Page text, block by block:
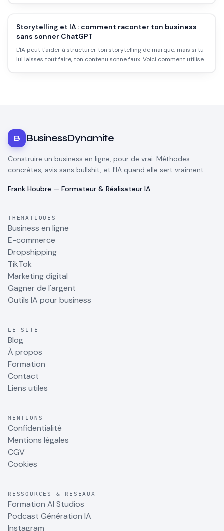
Storytelling et IA : comment raconter ton business
sans sonner ChatGPT
L'IA peut t'aider à structurer ton storytelling de marque, mais si tu
lui laisses tout faire, ton contenu sonne faux. Voici comment utiliser
B BusinessDynamite
Construire un business en ligne, pour de vrai. Méthodes
concrètes, avis sans bullshit, et l'IA quand elle sert vraiment.
Frank Houbre — Formateur & Réalisateur IA
THÉMATIQUES
Business en ligne
E-commerce
Dropshipping
TikTok
Marketing digital
Gagner de l'argent
Outils IA pour business
LE SITE
Blog
À propos
Formation
Contact
Liens utiles
MENTIONS
Confidentialité
Mentions légales
CGV
Cookies
RESSOURCES & RÉSEAUX
Formation AI Studios
Podcast Génération IA
Instagram